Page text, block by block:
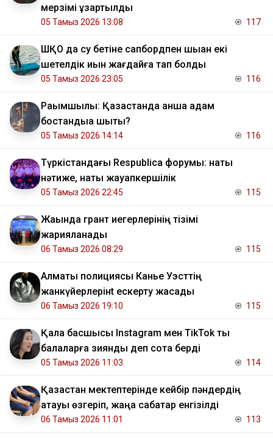
мерзімі ұзартылды
05 Тамыз 2026 13:08 117
ШҚО да су бетіне сапбордпен шыққан екі
шетелдік қиын жағдайға тап болды
05 Тамыз 2026 23:05 116
Рақымшылық: Қазақстанда қанша адам
бостандыққа шықты?
05 Тамыз 2026 14:14 116
Түркістандағы Respublica форумы: нақты
нәтиже, нақты жауапкершілік
05 Тамыз 2026 22:45 115
Жақында грант иегерлерінің тізімі
жарияланады
06 Тамыз 2026 08:29 115
Алматы полициясы Канье Уэсттің
жанкүйерлерінt ескерту жасады
06 Тамыз 2026 19:10 115
Қала басшысы Instagram мен TikTok ты
балаларға зиянды деп сотқа берді
05 Тамыз 2026 11:03 114
Қазақстан мектептерінде кейбір пәндердің
атауы өзгеріп, жаңа сабақтар енгізілді
06 Тамыз 2026 11:01 113